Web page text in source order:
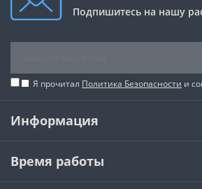
Подпишитесь на нашу
Я прочитал Политика Безопасности и
Информация
Время работы